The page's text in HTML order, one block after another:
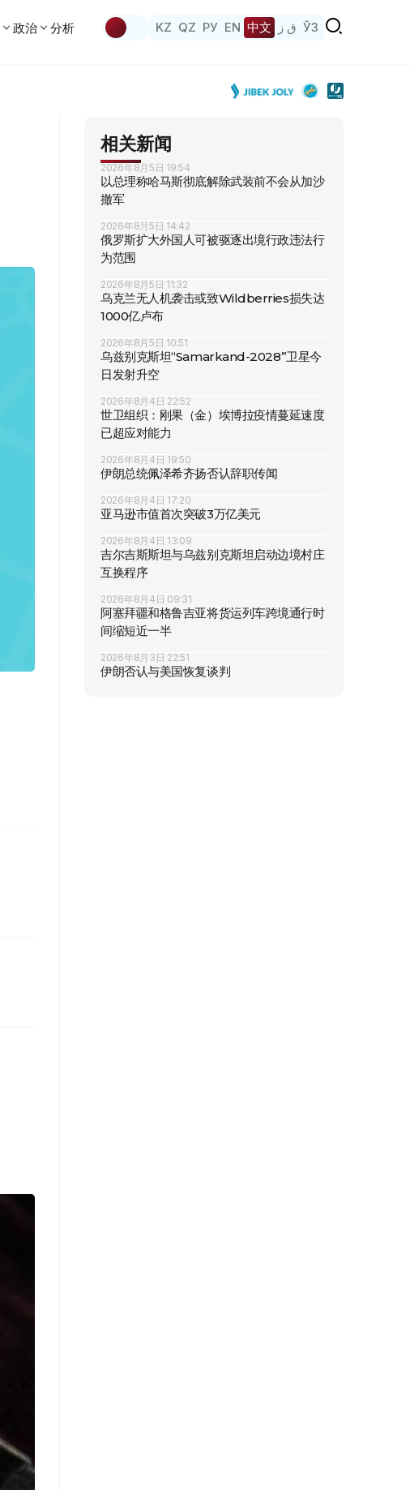
政治 分析 KZ QZ РУ EN 中文 ق ز ЎЗ
相关新闻
2026年8月5日 19:54
以总理称哈马斯彻底解除武装前不会从加沙
撤军
2026年8月5日 14:42
俄罗斯扩大外国人可被驱逐出境行政违法行
为范围
2026年8月5日 11:32
乌克兰无人机袭击或致Wildberries损失达
1000亿卢布
2026年8月5日 10:51
乌兹别克斯坦“Samarkand-2028”卫星今
日发射升空
2026年8月4日 22:52
世卫组织：刚果（金）埃博拉疫情蔓延速度
已超应对能力
2026年8月4日 19:50
伊朗总统佩泽希齐扬否认辞职传闻
2026年8月4日 17:20
亚马逊市值首次突破3万亿美元
2026年8月4日 13:09
吉尔吉斯斯坦与乌兹别克斯坦启动边境村庄
互换程序
2026年8月4日 09:31
阿塞拜疆和格鲁吉亚将货运列车跨境通行时
间缩短近一半
2026年8月3日 22:51
伊朗否认与美国恢复谈判